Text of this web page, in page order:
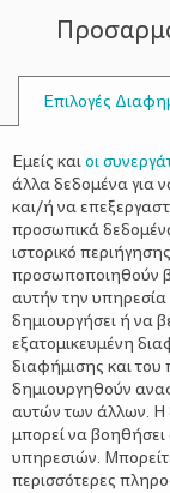
Επιλογές
Εμείς καιοι
άλλα δεδομένα για
και/ή να
προσωπικά
ιστορικό
προσωποποιηθούν
αυτήν την υπηρεσία
δημιουργήσει ή να
εξατομικευμένη
διαφήμισης και
δημιουργηθούν
αυτών των άλλων. Η
μπορεί να
υπηρεσιών.
περισσότερες